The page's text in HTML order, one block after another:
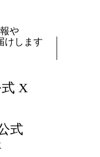
や
けします
X
式